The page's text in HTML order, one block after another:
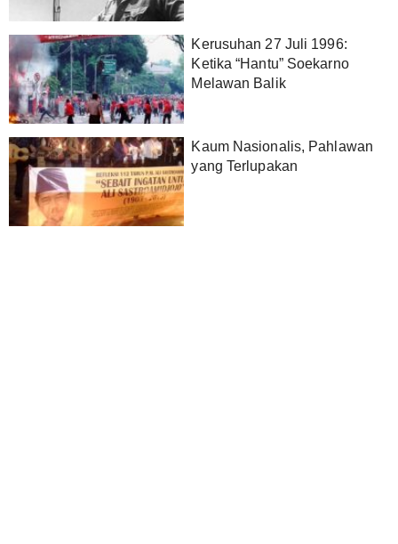
Kerusuhan 27 Juli 1996:
Ketika “Hantu” Soekarno
Melawan Balik
Kaum Nasionalis, Pahlawan
yang Terlupakan